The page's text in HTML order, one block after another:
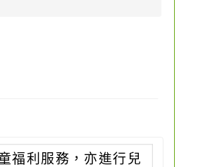
福利服務，亦進行兒